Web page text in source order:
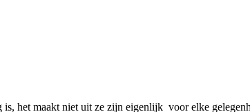
het maakt niet uit ze zijn eigenlijk voor elke